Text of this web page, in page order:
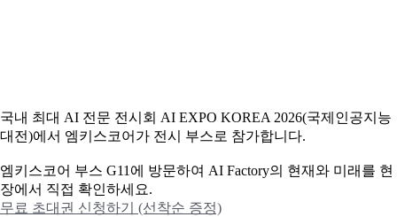
국내 최대 AI 전문 전시회 AI EXPO KOREA 2026(국제인공지능
대전)에서 엠키스코어가 전시 부스로 참가합니다.
엠키스코어 부스 G11에 방문하여 AI Factory의 현재와 미래를 현
장에서 직접 확인하세요.
무료 초대권 신청하기 (선착순 증정)